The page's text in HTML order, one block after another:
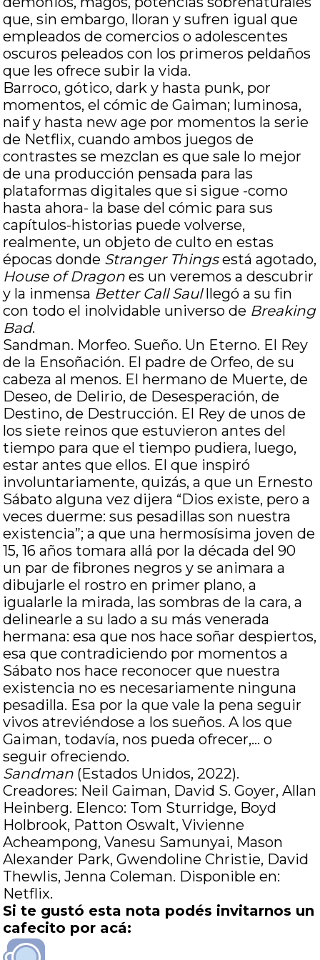
que, sin embargo, lloran y sufren igual que
empleados de comercios o adolescentes
oscuros peleados con los primeros peldaños
que les ofrece subir la vida.
Barroco, gótico, dark y hasta punk, por
momentos, el cómic de Gaiman; luminosa,
naif y hasta new age por momentos la serie
de Netflix, cuando ambos juegos de
contrastes se mezclan es que sale lo mejor
de una producción pensada para las
plataformas digitales que si sigue -como
hasta ahora- la base del cómic para sus
capítulos-historias puede volverse,
realmente, un objeto de culto en estas
épocas donde Stranger Thingsestá agotado,
House of Dragon es un veremos a descubrir
y la inmensa Better Call Saulllegó a su fin
con todo el inolvidable universo de Breaking
Bad.
Sandman. Morfeo. Sueño. Un Eterno. El Rey
de la Ensoñación. El padre de Orfeo, de su
cabeza al menos. El hermano de Muerte, de
Deseo, de Delirio, de Desesperación, de
Destino, de Destrucción. El Rey de unos de
los siete reinos que estuvieron antes del
tiempo para que el tiempo pudiera, luego,
estar antes que ellos. El que inspiró
involuntariamente, quizás, a que un Ernesto
Sábato alguna vez dijera “Dios existe, pero a
veces duerme: sus pesadillas son nuestra
existencia”; a que una hermosísima joven de
15, 16 años tomara allá por la década del 90
un par de fibrones negros y se animara a
dibujarle el rostro en primer plano, a
igualarle la mirada, las sombras de la cara, a
delinearle a su lado a su más venerada
hermana: esa que nos hace soñar despiertos,
esa que contradiciendo por momentos a
Sábato nos hace reconocer que nuestra
existencia no es necesariamente ninguna
pesadilla. Esa por la que vale la pena seguir
vivos atreviéndose a los sueños. A los que
Gaiman, todavía, nos pueda ofrecer,… o
seguir ofreciendo.
Sandman (Estados Unidos, 2022).
Creadores: Neil Gaiman, David S. Goyer, Allan
Heinberg. Elenco: Tom Sturridge, Boyd
Holbrook, Patton Oswalt, Vivienne
Acheampong, Vanesu Samunyai, Mason
Alexander Park, Gwendoline Christie, David
Thewlis, Jenna Coleman. Disponible en:
Netflix.
Si te gustó esta nota podés invitarnos un
cafecito por acá: